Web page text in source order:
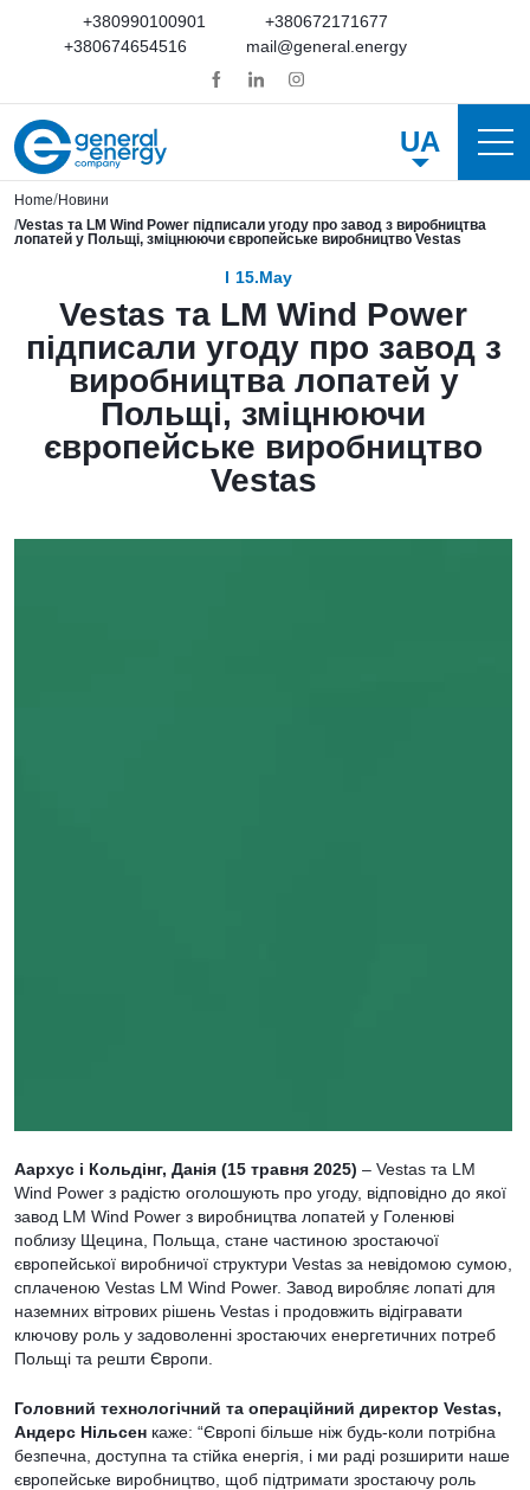
+380990100901
+380672171677
+380674654516
mail@general.energy
UA
Home Новини
Vestas та LM Wind Power підписали угоду про завод з виробництва
лопатей у Польщі, зміцнюючи європейське виробництво Vestas
15.May
Vestas та LM Wind Power
підписали угоду про завод з
виробництва лопатей у
Польщі, зміцнюючи
європейське виробництво
Vestas
Аархус і Кольдінг, Данія (15 травня 2025) – Vestas та LM
Wind Power з радістю оголошують про угоду, відповідно до якої
завод LM Wind Power з виробництва лопатей у Голенюві
поблизу Щецина, Польща, стане частиною зростаючої
європейської виробничої структури Vestas за невідомою сумою,
сплаченою Vestas LM Wind Power. Завод виробляє лопаті для
наземних вітрових рішень Vestas і продовжить відігравати
ключову роль у задоволенні зростаючих енергетичних потреб
Польщі та решти Європи.
Головний технологічний та операційний директор Vestas,
Андерс Нільсен каже: “Європі більше ніж будь-коли потрібна
безпечна, доступна та стійка енергія, і ми раді розширити наше
європейське виробництво, щоб підтримати зростаючу роль